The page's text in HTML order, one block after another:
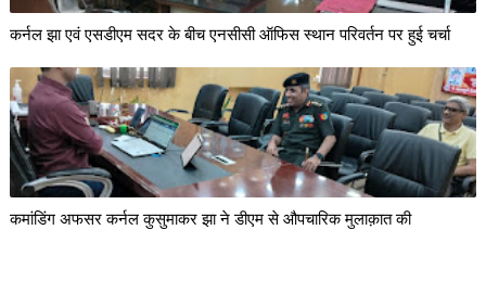
कर्नल झा एवं एसडीएम सदर के बीच एनसीसी ऑफिस स्थान परिवर्तन पर हुई चर्चा
कमांडिंग अफसर कर्नल कुसुमाकर झा ने डीएम से औपचारिक मुलाक़ात की